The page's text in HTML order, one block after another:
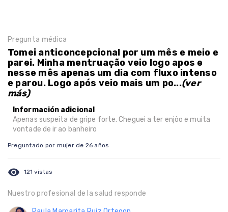
Pregunta médica
Tomei anticoncepcional por um mês e meio e
parei. Minha mentruação veio logo apos e
nesse mês apenas um dia com fluxo intenso
e parou. Logo após veio mais um po...(ver
más)
Información adicional
Apenas suspeita de gripe forte. Cheguei a ter enjôo e muita
vontade de ir ao banheiro
Preguntado por mujer de 26 años
visibility 121 vistas
Nuestro profesional de la salud responde